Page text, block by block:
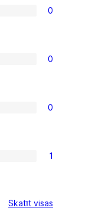
0
0
0
1
Skatīt visas